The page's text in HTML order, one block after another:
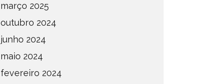
março 2025
outubro 2024
junho 2024
maio 2024
fevereiro 2024